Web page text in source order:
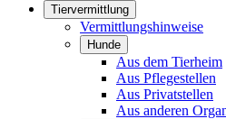
Tiervermittlung
Vermittlungshinweise
Hunde
Aus dem Tierheim
Aus Pflegestellen
Aus Privatstellen
Aus anderen